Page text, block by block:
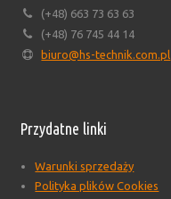
(+48) 663 73 63 63
(+48) 76 745 44 14
biuro@hs-technik.com.pl
Przydatne linki
Warunki sprzedaży
Polityka plików Cookies